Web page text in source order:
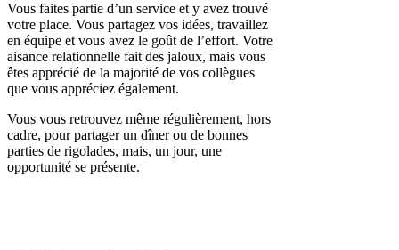
Vous faites partie d’un service et y avez trouvé
votre place. Vous partagez vos idées, travaillez
en équipe et vous avez le goût de l’effort. Votre
aisance relationnelle fait des jaloux, mais vous
êtes apprécié de la majorité de vos collègues
que vous appréciez également.
Vous vous retrouvez même régulièrement, hors
cadre, pour partager un dîner ou de bonnes
parties de rigolades, mais, un jour, une
opportunité se présente.